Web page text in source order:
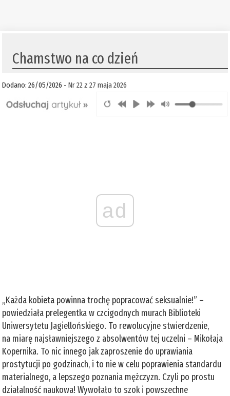
Chamstwo na co dzień
Dodano: 26/05/2026 -Nr 22 z 27 maja 2026
ad
„Każda kobieta powinna trochę popracować seksualnie!” –
powiedziała prelegentka w czcigodnych murach Biblioteki
Uniwersytetu Jagiellońskiego. To rewolucyjne stwierdzenie,
na miarę najsławniejszego z absolwentów tej uczelni – Mikołaja
Kopernika. To nic innego jak zaproszenie do uprawiania
prostytucji po godzinach, i to nie w celu poprawienia standardu
materialnego, a lepszego poznania mężczyzn. Czyli po prostu
działalność naukowa! Wywołało to szok i powszechne